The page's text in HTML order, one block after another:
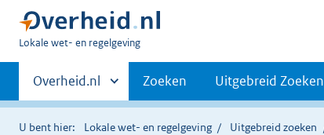
U
hier:
Lokale wet- en regelgeving
Primaire
navigatie
Andere
sites
binnen
Overheid.nl Zoeken Uitgebreid Zoeken
U bent hier: Lokale wet- en regelgeving Uitgebreid zoeken